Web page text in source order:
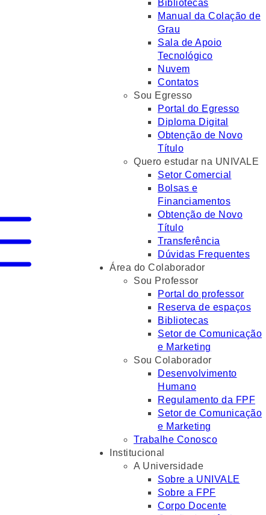
Bibliotecas
Manual da Colação de
Grau
Sala de Apoio
Tecnológico
Nuvem
Contatos
Sou Egresso
Portal do Egresso
Diploma Digital
Obtenção de Novo
Título
Quero estudar na UNIVALE
Setor Comercial
Bolsas e
Financiamentos
Obtenção de Novo
Título
Transferência
Dúvidas Frequentes
Área do Colaborador
Sou Professor
Portal do professor
Reserva de espaços
Bibliotecas
Setor de Comunicação
e Marketing
Sou Colaborador
Desenvolvimento
Humano
Regulamento da FPF
Setor de Comunicação
e Marketing
Trabalhe Conosco
Institucional
A Universidade
Sobre a UNIVALE
Sobre a FPF
Corpo Docente